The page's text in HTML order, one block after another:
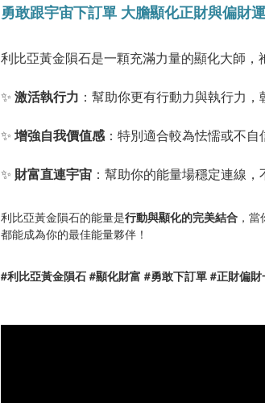
勇敢跟宇宙下訂單 大膽顯化正財與偏財運
利比亞黃金隕石是一顆充滿力量的顯化大師
✨ 激活執行力 ：幫助你更有行動力與執行力
✨ 增強自我價值感：特別適合較為怯懦或不自
✨ 財富直連宇宙 ：幫助你的能量場穩定連線
利比亞黃金隕石的能量是行動與顯化的完美結合 ，
都能成為你的最佳能量夥伴！
#利比亞黃金隕石 #顯化財富 #勇敢下訂單 #正財偏財